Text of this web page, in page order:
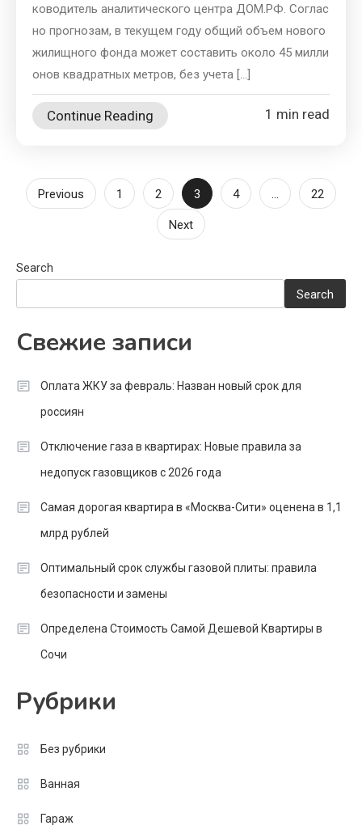
ководитель аналитического центра ДОМ.РФ. Соглас
но прогнозам, в текущем году общий объем нового
жилищного фонда может составить около 45 милли
онов квадратных метров, без учета […]
Continue Reading 1 min read
Posts
Previous 1 2 3 4 … 22
Next
Search
Search
Свежие записи
Оплата ЖКУ за февраль: Назван новый срок для
россиян
Отключение газа в квартирах: Новые правила за
недопуск газовщиков с 2026 года
Самая дорогая квартира в «Москва-Сити» оценена в 1,1
млрд рублей
Оптимальный срок службы газовой плиты: правила
безопасности и замены
Определена Стоимость Самой Дешевой Квартиры в
Сочи
Рубрики
Без рубрики
Ванная
Гараж